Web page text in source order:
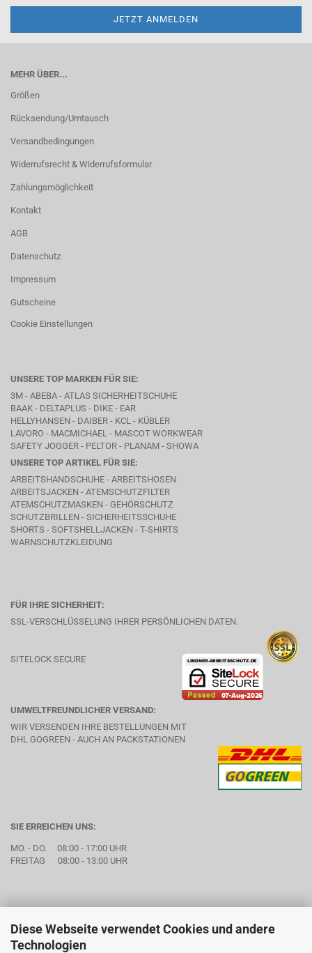
Diese Webseite verwendet Cookies und andere
Technologien
MEHR ÜBER...
Größen
Rücksendung/Umtausch
Versandbedingungen
Widerrufsrecht & Widerrufsformular
Zahlungsmöglichkeit
Kontakt
AGB
Datenschutz
Impressum
Gutscheine
Cookie Einstellungen
UNSERE TOP MARKEN FÜR SIE:
3M - ABEBA - ATLAS SICHERHEITSCHUHE
BAAK - DELTAPLUS - DIKE - EAR
HELLYHANSEN - DAIBER - KCL - KÜBLER
LAVORO - MACMICHAEL - MASCOT WORKWEAR
SAFETY JOGGER - PELTOR - PLANAM - SHOWA
UNSERE TOP ARTIKEL FÜR SIE:
ARBEITSHANDSCHUHE - ARBEITSHOSEN
ARBEITSJACKEN - ATEMSCHUTZFILTER
ATEMSCHUTZMASKEN - GEHÖRSCHUTZ
SCHUTZBRILLEN - SICHERHEITSSCHUHE
SHORTS - SOFTSHELLJACKEN - T-SHIRTS
WARNSCHUTZKLEIDUNG
FÜR IHRE SICHERHEIT:
SSL-VERSCHLÜSSELUNG IHRER PERSÖNLICHEN DATEN.
SITELOCK SECURE
UMWELTFREUNDLICHER VERSAND:
WIR VERSENDEN IHRE BESTELLUNGEN MIT
DHL GOGREEN - AUCH AN PACKSTATIONEN
SIE ERREICHEN UNS:
MO. - DO. 08:00 - 17:00 UHR
FREITAG 08:00 - 13:00 UHR